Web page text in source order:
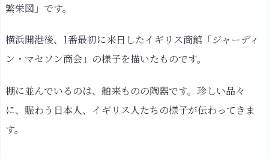
繁栄図」です。
横浜開港後、1番最初に来日したイギリス商館「ジャーディ
ン・マセソン商会」の様子を描いたものです。
棚に並んでいるのは、舶来ものの陶器です。珍しい品々
に、賑わう日本人、イギリス人たちの様子が伝わってきま
す。